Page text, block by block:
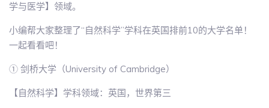
学与医学】领域。
小编帮大家整理了“自然科学”学科在英国排前10的大学名单！
一起看看吧！
① 剑桥大学（University of Cambridge）
【自然科学】学科领域：英国，世界第三